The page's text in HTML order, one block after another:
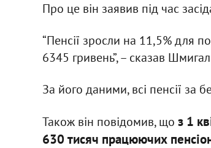
Про це він заявив під час
“Пенсії зросли на 11,5% для
6345 гривень”, – сказав
За його даними, всі пенсії за
Також він повідомив, що з 1
630 тисяч працюючих